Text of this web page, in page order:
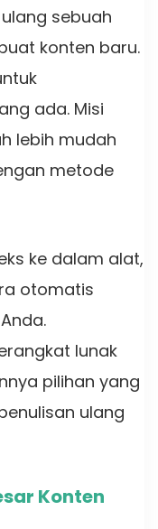
sebuah
konten baru.
ada. Misi
lebih mudah
metode
ke dalam alat,
otomatis
lunak
pilihan yang
ulang
Konten